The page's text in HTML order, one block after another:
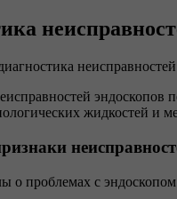
жидкостей и
о проблемах с